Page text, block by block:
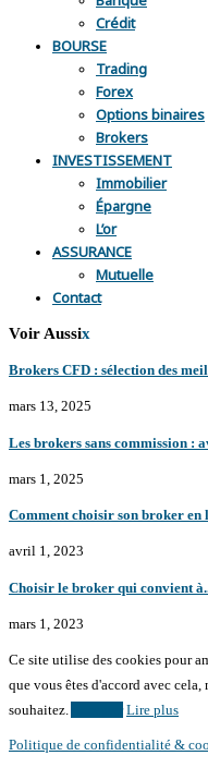
Crédit
BOURSE
Trading
Forex
Options binaires
Brokers
INVESTISSEMENT
Immobilier
Épargne
L’or
ASSURANCE
Mutuelle
Contact
Voir Aussix
Brokers CFD : sélection des
mars 13, 2025
Les brokers sans commission :
mars 1, 2025
Comment choisir son broker en
avril 1, 2023
Choisir le broker qui convient
mars 1, 2023
Ce site utilise des cookies pour
que vous êtes d'accord avec
souhaitez.
Lire plus
Politique de confidentialité &